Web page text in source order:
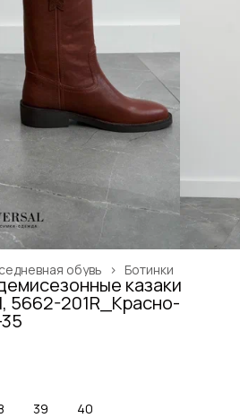
Ботинки
обувь ›
казаки
5662-201R_Красно-
39
40